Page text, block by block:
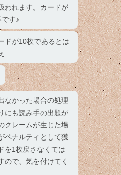
われます。カードが
す♪
ドが10枚であるとは
なかった場合の処理
にも読み手の出題が
クレームが生じた場
ペナルティとして獲
を1枚戻さなくては
ので、気を付けてく